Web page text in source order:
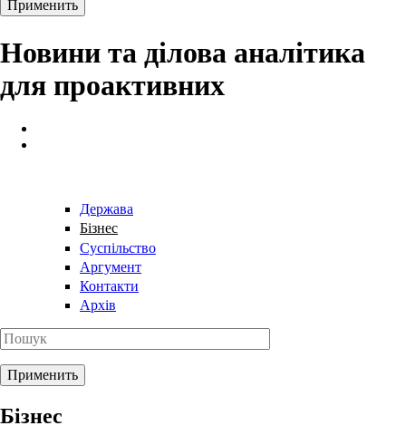
Новини та ділова аналітика
для проактивних
Держава
Бізнес
Суспільство
Аргумент
Контакти
Архів
Бізнес